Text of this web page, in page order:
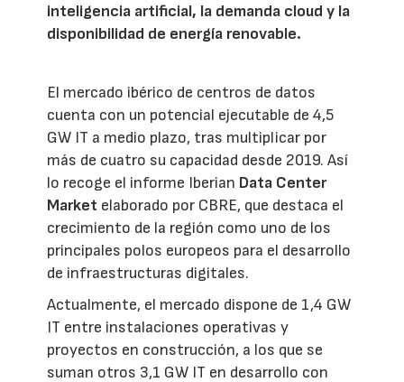
inteligencia artificial, la demanda cloud y la
disponibilidad de energía renovable.
El mercado ibérico de centros de datos
cuenta con un potencial ejecutable de 4,5
GW IT a medio plazo, tras multiplicar por
más de cuatro su capacidad desde 2019. Así
lo recoge el informe Iberian Data Center
Market elaborado por CBRE, que destaca el
crecimiento de la región como uno de los
principales polos europeos para el desarrollo
de infraestructuras digitales.
Actualmente, el mercado dispone de 1,4 GW
IT entre instalaciones operativas y
proyectos en construcción, a los que se
suman otros 3,1 GW IT en desarrollo con